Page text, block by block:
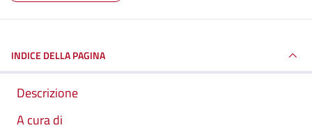
INDICE DELLA PAGINA
Descrizione
A cura di